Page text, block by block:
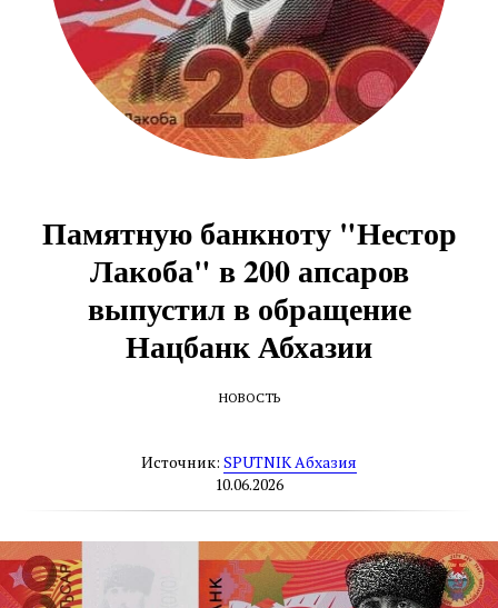
Памятную банкноту "Нестор
Лакоба" в 200 апсаров
выпустил в обращение
Нацбанк Абхазии
НОВОСТЬ
Источник: SPUTNIK Абхазия
10.06.2026